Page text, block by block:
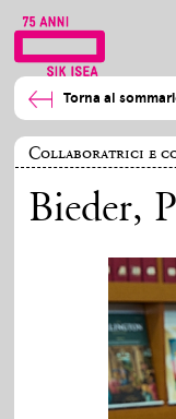
Torna al
Collaboratrici e
Bieder,